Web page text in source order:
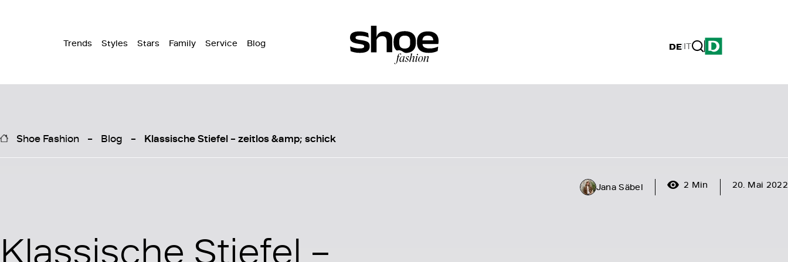
Trends Styles Stars Family Service Blog DE|IT
Shoe Fashion Blog Klassische Stiefel – zeitlos &amp; schick
Jana Säbel 2 Min 20. Mai 2022
Klassische Stiefel –